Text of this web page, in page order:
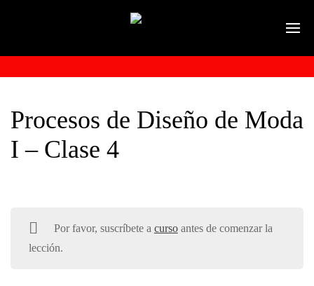
Procesos de Diseño de Moda
I – Clase 4
Por favor, suscríbete a cursoantes de comenzar la
lección.